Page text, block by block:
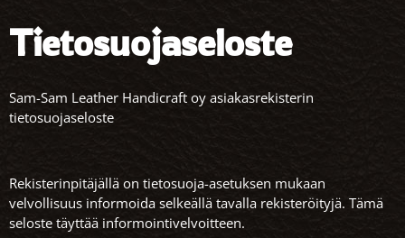
Tietosuojaseloste
Sam-Sam Leather Handicraft oy asiakasrekisterin
tietosuojaseloste
Rekisterinpitäjällä on tietosuoja-asetuksen mukaan
velvollisuus informoida selkeällä tavalla rekisteröityjä. Tämä
seloste täyttää informointivelvoitteen.